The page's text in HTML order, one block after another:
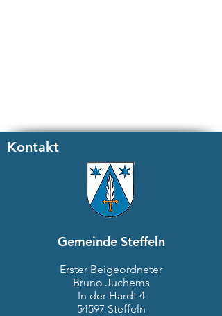
Kontakt
Gemeinde Steffeln
Erster Beigeordneter
Bruno Juchems
In der Hardt 4
54597 Steffeln